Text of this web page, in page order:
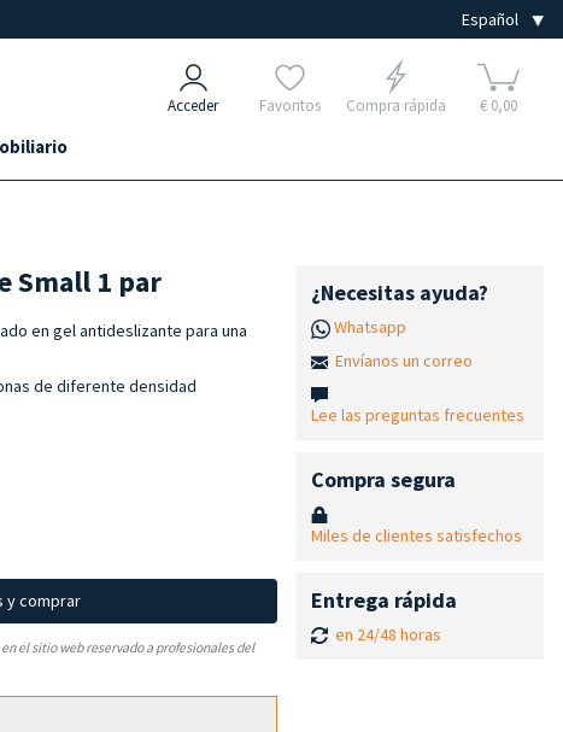
Acceder Favoritos Compra rápida € 0,00
Small 1 par
en gel antideslizante para una
de diferente densidad
y comprar
el sitio web reservado a profesionales del
¿Necesitas ayuda?
Whatsapp
Envíanos un correo
Lee las preguntas frecuentes
Compra segura
Miles de clientes satisfechos
Entrega rápida
en 24/48 horas